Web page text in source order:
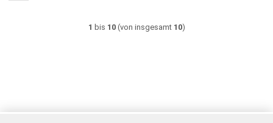
1 bis 10(von insgesamt 10)